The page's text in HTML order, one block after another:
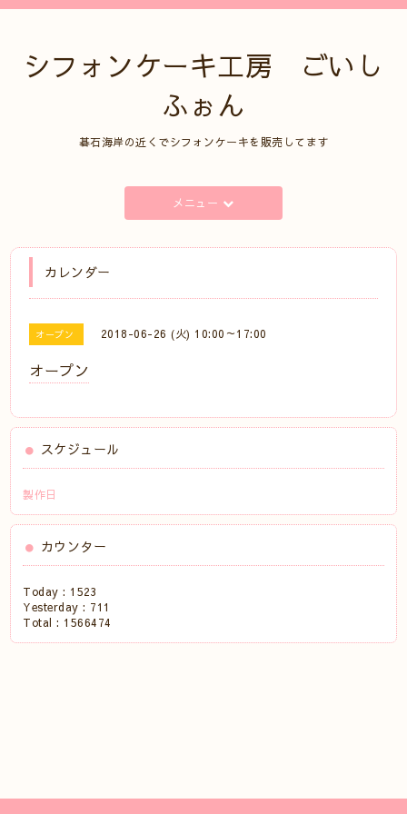
シフォンケーキ工房 ごいし
ふぉん
碁石海岸の近くでシフォンケーキを販売してます
メニュー
カレンダー
オープン 2018-06-26 (火) 10:00～17:00
オープン
スケジュール
製作日
カウンター
Today : 1523
Yesterday : 711
Total : 1566474